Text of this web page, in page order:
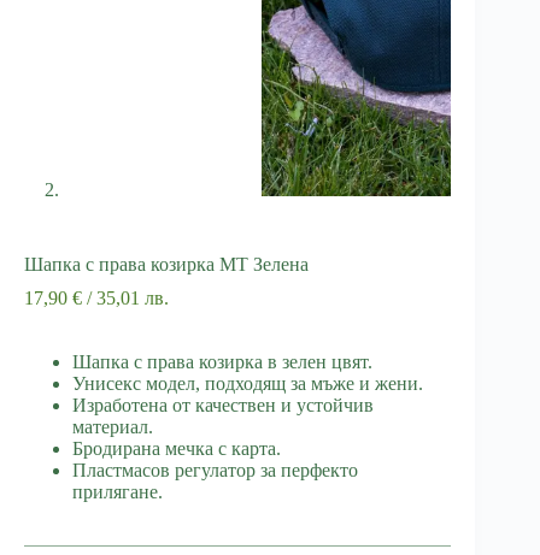
Шапка с права козирка МТ Зелена
17,90 € / 35,01 лв.
Шапка с права козирка в зелен цвят.
Унисекс модел, подходящ за мъже и жени.
Изработена от качествен и устойчив
материал.
Бродирана мечка с карта.
Пластмасов регулатор за перфекто
прилягане.